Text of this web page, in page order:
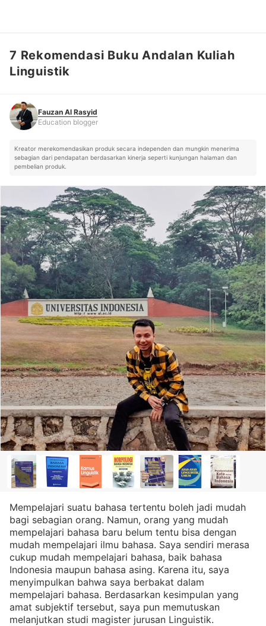
Fauzan Al Rasyid
7 Rekomendasi Buku Andalan Kuliah
Linguistik
Fauzan Al Rasyid
Education blogger
Kreator merekomendasikan produk secara independen dan mungkin menerima
sebagian dari pendapatan berdasarkan kinerja seperti kunjungan halaman dan
pembelian produk.
Mempelajari suatu bahasa tertentu boleh jadi mudah
bagi sebagian orang. Namun, orang yang mudah
mempelajari bahasa baru belum tentu bisa dengan
mudah mempelajari ilmu bahasa. Saya sendiri merasa
cukup mudah mempelajari bahasa, baik bahasa
Indonesia maupun bahasa asing. Karena itu, saya
menyimpulkan bahwa saya berbakat dalam
mempelajari bahasa. Berdasarkan kesimpulan yang
amat subjektif tersebut, saya pun memutuskan
melanjutkan studi magister jurusan Linguistik.